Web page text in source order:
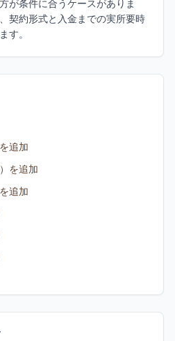
が条件に合うケースがありま
契約形式と入金までの実所要時
す。
追加
を追加
追加